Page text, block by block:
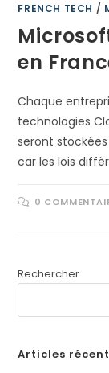
FRENCH TECH /
en
Chaque
technologies
seront
car les lois
0
Rechercher
Articles